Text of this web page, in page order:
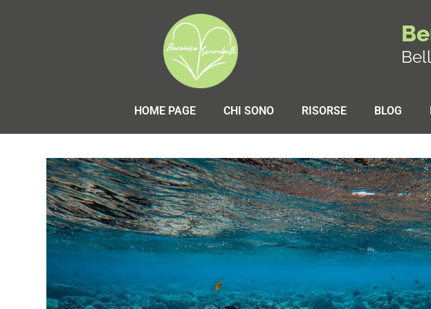
HOME PAGE CHI SONO RISORSE BLOG